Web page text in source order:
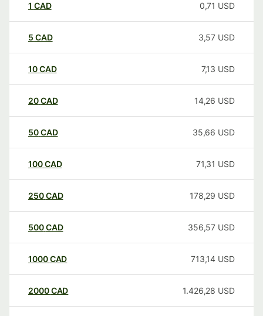
1 CAD 0,71 USD
5 CAD 3,57 USD
10CAD 7,13 USD
20CAD 14,26 USD
50CAD 35,66 USD
100CAD 71,31 USD
250CAD 178,29 USD
500CAD 356,57 USD
1000CAD 713,14 USD
2000CAD 1.426,28 USD